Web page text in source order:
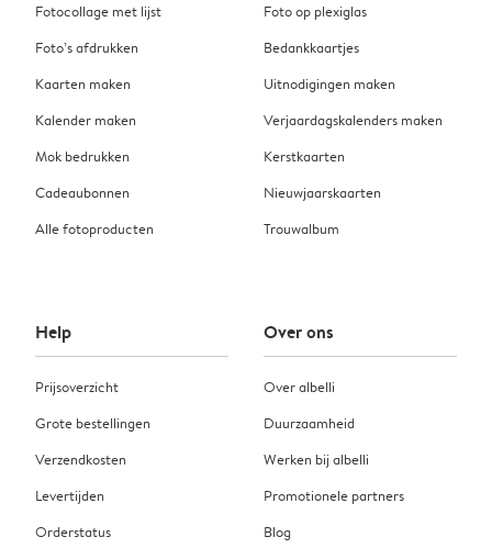
Fotocollage met lijst
Foto’s afdrukken
Kaarten maken
Kalender maken
Mok bedrukken
Cadeaubonnen
Alle fotoproducten
Foto op plexiglas
Bedankkaartjes
Uitnodigingen maken
Verjaardagskalenders maken
Kerstkaarten
Nieuwjaarskaarten
Trouwalbum
Help
Prijsoverzicht
Grote bestellingen
Verzendkosten
Levertijden
Orderstatus
Over ons
Over albelli
Duurzaamheid
Werken bij albelli
Promotionele partners
Blog